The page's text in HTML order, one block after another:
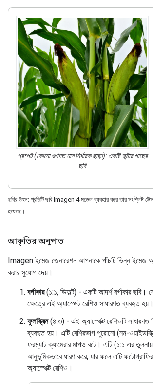
প্রম্পট (কোনো গুণগত মান নির্ধারক ছাড়া): একটি ভুট্টার গাছের
ছবি
ছবির উৎস: প্রতিটি ছবি Imagen 4 মডেল ব্যবহার করে তার সংশ্লিষ্ট
হয়েছে।
আকৃতির অনুপাত
Imagen ইমেজ জেনারেশন আপনাকে পাঁচটি ভিন্ন ইমেজ
করার সুযোগ দেয়।
বর্গাকার(১:১, ডিফল্ট) - একটি আদর্শ বর্গাকার ছবি।
ক্ষেত্রে এই অ্যাস্পেক্ট রেশিও সাধারণত ব্যবহৃত হয়।
ফুলস্ক্রিন(৪:৩) - এই অ্যাস্পেক্ট রেশিওটি সাধারণত
ব্যবহৃত হয়। এটি বেশিরভাগ পুরোনো (নন-
ফরম্যাট ক্যামেরার মাপও বটে। এটি (১:১ এর
আনুভূমিকভাবে ধারণ করে, যার ফলে এটি
অ্যাস্পেক্ট রেশিও।